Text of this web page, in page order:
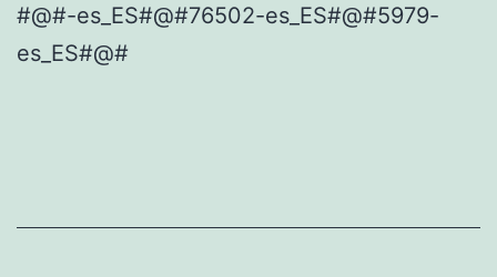
#@#-es_ES#@#76502-es_ES#@#5979-
es_ES#@#